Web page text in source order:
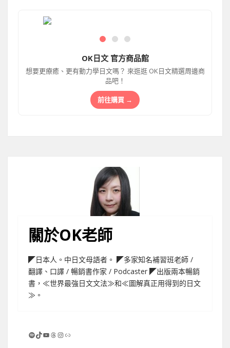
OK日文 官方商品館
想要更療癒、更有動力學日文嗎？ 來逛逛 OK日文精選周邊商
品吧！
前往購買 →
關於OK老師
◤日本人。中日文母語者。 ◤多家知名補習班老師 /
翻譯、口譯 / 暢銷書作家 / Podcaster ◤出版兩本暢銷
書，≪世界最強日文文法≫和≪圖解真正用得到的日文
≫。
Spotify
TikTok
YouTube
Threads
Instagram
連結